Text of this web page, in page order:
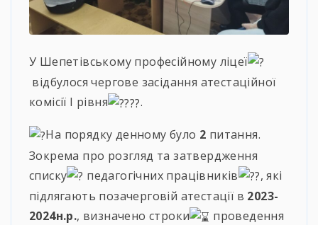
У Шепетівському професійному ліцеї
відбулося чергове засідання атестаційної
комісії І рівня
.
На порядку денному було 2️ питання.
Зокрема про розгляд та затвердження
списку
педагогічних працівників
, які
підлягають позачерговій атестації в 2023-
2024н.р., визначено строки
проведення